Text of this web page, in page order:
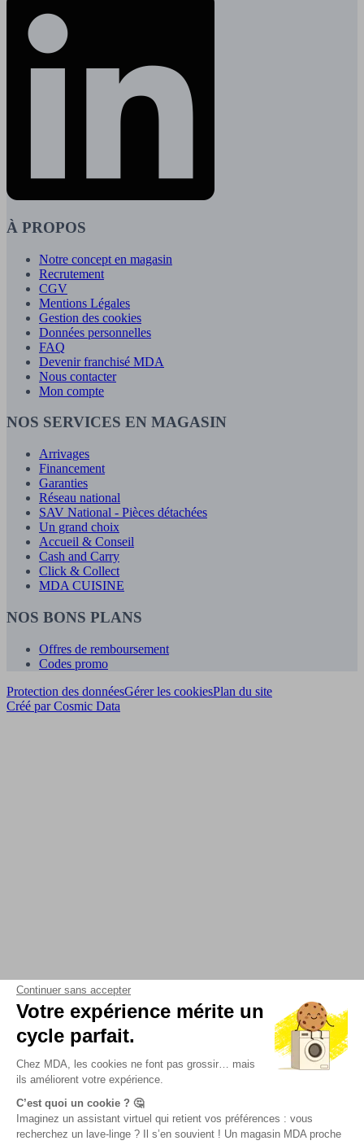
Continuer sans accepter
Votre expérience mérite un
cycle parfait.
Chez MDA, les cookies ne font pas grossir… mais
ils améliorent votre expérience.
C’est quoi un cookie ? 🤔
Imaginez un assistant virtuel qui retient vos préférences : vous
recherchez un lave-linge ? Il s’en souvient ! Un magasin MDA proche
À PROPOS
Notre concept en magasin
Recrutement
CGV
Mentions Légales
Gestion des cookies
Données personnelles
FAQ
Devenir franchisé MDA
Nous contacter
Mon compte
NOS SERVICES EN MAGASIN
Arrivages
Financement
Garanties
Réseau national
SAV National - Pièces détachées
Un grand choix
Accueil & Conseil
Cash and Carry
Click & Collect
MDA CUISINE
NOS BONS PLANS
Offres de remboursement
Codes promo
Protection des donnéesGérer les cookiesPlan du site
Créé par Cosmic Data